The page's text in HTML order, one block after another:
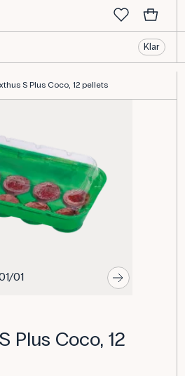
Klar
S Plus Coco, 12 pellets
01
Plus Coco, 12